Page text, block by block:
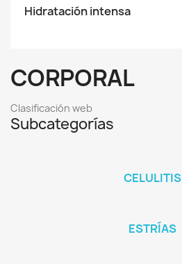
Hidratación intensa
CORPORAL
Clasificación web
Subcategorías
CELULITIS
ESTRÍAS